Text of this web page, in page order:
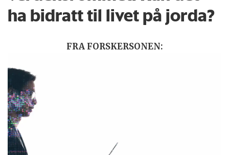
ha bidratt til livet på jorda?
FRA FORSKERSONEN: